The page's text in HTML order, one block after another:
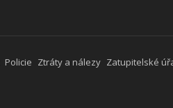
Policie Ztráty a nálezy Zatupitelské